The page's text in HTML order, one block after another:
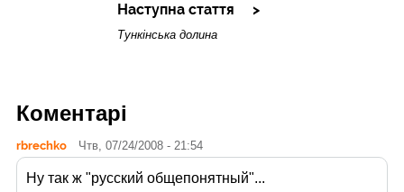
Наступна стаття
Тункінська долина
Коментарі
rbrechko Чтв, 07/24/2008 - 21:54
Ну так ж "русский общепонятный"...